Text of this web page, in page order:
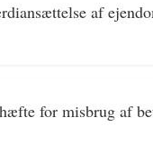
af
for misbrug af